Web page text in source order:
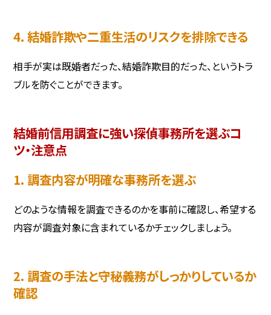
4. 結婚詐欺や二重生活のリスクを排除できる
相手が実は既婚者だった、結婚詐欺目的だった、というトラ
ブルを防ぐことができます。
結婚前信用調査に強い探偵事務所を選ぶコ
ツ・注意点
1. 調査内容が明確な事務所を選ぶ
どのような情報を調査できるのかを事前に確認し、希望する
内容が調査対象に含まれているかチェックしましょう。
2. 調査の手法と守秘義務がしっかりしているか
確認